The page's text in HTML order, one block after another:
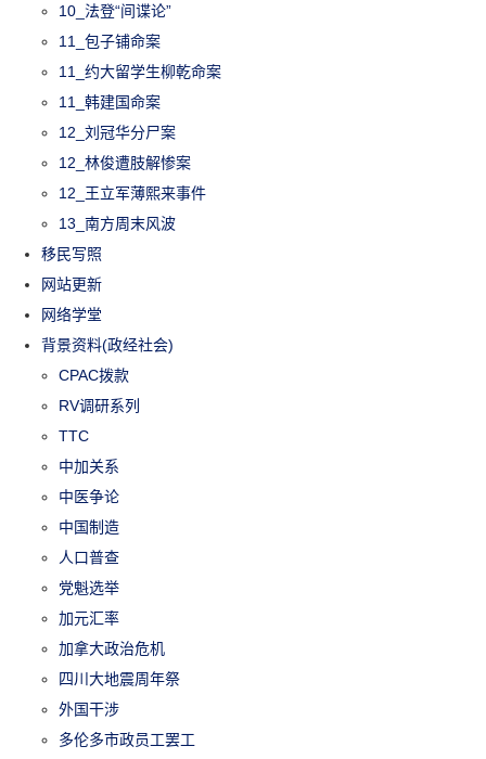
10_法登“间谍论”
11_包子铺命案
11_约大留学生柳乾命案
11_韩建国命案
12_刘冠华分尸案
12_林俊遭肢解惨案
12_王立军薄熙来事件
13_南方周末风波
移民写照
网站更新
网络学堂
背景资料(政经社会)
CPAC拨款
RV调研系列
TTC
中加关系
中医争论
中国制造
人口普查
党魁选举
加元汇率
加拿大政治危机
四川大地震周年祭
外国干涉
多伦多市政员工罢工